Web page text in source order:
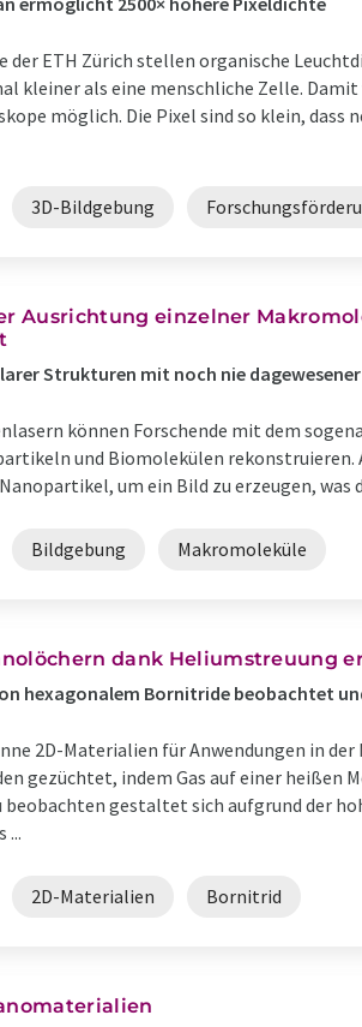
der ETH Zürich stellen organische
kleiner als eine menschliche Zelle.
möglich. Die Pixel sind so klein,
3D-Bildgebung
Ausrichtung einzelner
Strukturen mit noch nie
können Forschende mit dem
und Biomolekülen
um ein Bild zu erzeugen, was
Bildgebung Makromoleküle
dank Heliumstreuung
hexagonalem Bornitride beobachtet
2D-Materialien für Anwendungen in
gezüchtet, indem Gas auf einer heißen
beobachten gestaltet sich aufgrund der
...
2D-Materialien Bornitrid